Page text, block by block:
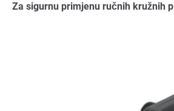
Za sigurnu primjenu ručnih kružnih